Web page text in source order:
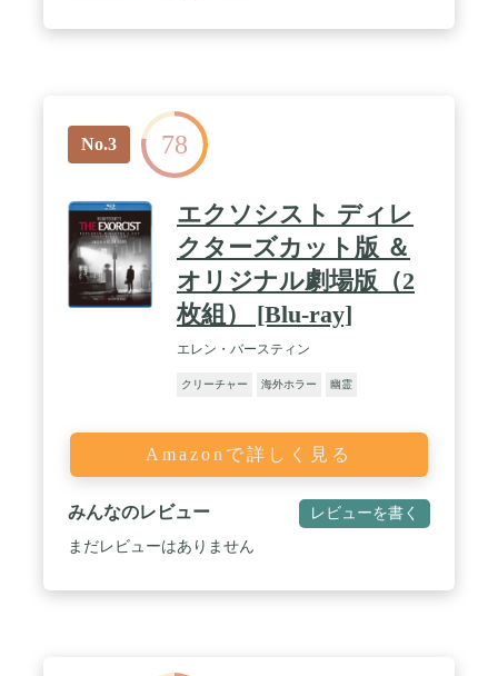
No.3 78
エクソシスト ディレ
クターズカット版 ＆
オリジナル劇場版（2
枚組） [Blu-ray]
エレン・バースティン
クリーチャー 海外ホラー 幽霊
Amazonで詳しく見る
みんなのレビュー レビューを書く
まだレビューはありません